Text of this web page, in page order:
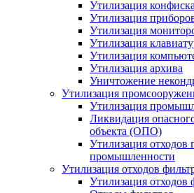
Утилизация
Утилизация
Утилизация
Утилизация
Утилизация
Утилизация архива
Уничтожение
Утилизация
Утилизация
Ликвидация
объекта (ОПО)
Утилизация
промышленности
Утилизация отходов
Утилизация отходов